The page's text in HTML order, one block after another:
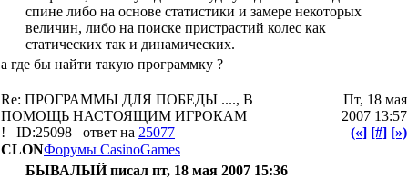
спине либо на основе статистики и замере некоторых
величин, либо на поиске пристрастий колес как
статических так и динамических.
а где бы найти такую программку ?
Re: ПРОГРАММЫ ДЛЯ ПОБЕДЫ ...., В
ПОМОЩЬ НАСТОЯЩИМ ИГРОКАМ
!
ID:25098 ответ на 25077
Пт, 18 мая
2007 13:57
(«] [#] [»)
CLONФорумы CasinoGames
БЫВАЛЫЙ писал пт, 18 мая 2007 15:36